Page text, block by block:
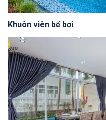
Khuôn viên bể bơi